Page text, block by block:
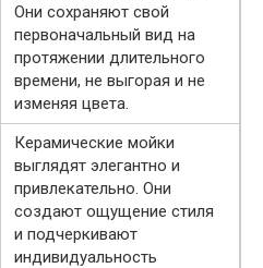
Они сохраняют свой
первоначальный вид на
протяжении длительного
времени, не выгорая и не
изменяя цвета.
Керамические мойки
выглядят элегантно и
привлекательно. Они
создают ощущение стиля
и подчеркивают
индивидуальность